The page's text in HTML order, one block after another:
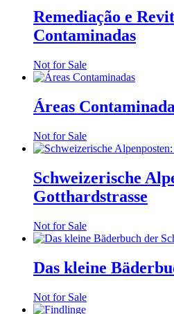
Remediação e
Contaminadas
Not for Sale
Áreas
Not for Sale
Schweizerische
Gotthardstrasse
Not for Sale
Das kleine
Not for Sale